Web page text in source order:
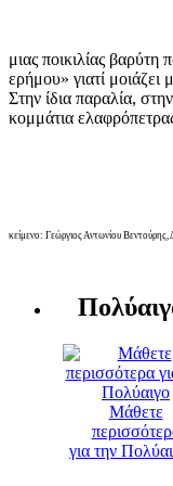
μιας ποικιλίας βαρύτη
ερήμου» γιατί μοιάζει
Στην ίδια παραλία,
κομμάτια
κείμενο: Γεώργιος Αντωνίου
Μάθετε
για την